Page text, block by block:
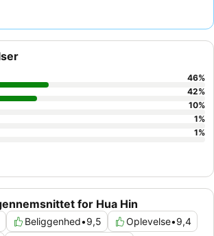
roser konsekvent den
med udsigt til haven.
for Hua Hin
Beliggenhed•9,5 Oplevelse•9,4
46%
42%
10%
1%
1%